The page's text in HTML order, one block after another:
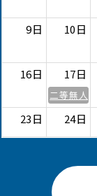
9日 10日
16日 17日
二等無人
23日 24日
31日